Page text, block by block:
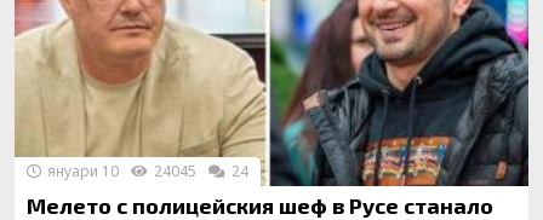
Мелето с полицейския шеф в Русе станало
януари 10 24045 24